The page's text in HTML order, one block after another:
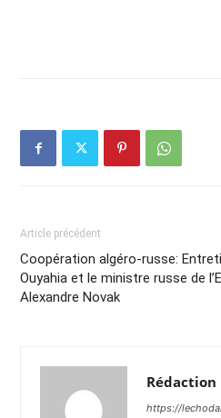
Article précédent
Coopération algéro-russe:
Ouyahia et le ministre russe de
Alexandre Novak
https://